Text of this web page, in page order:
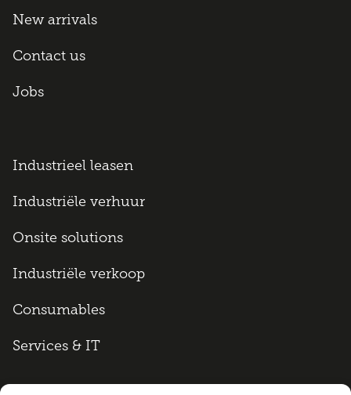
New arrivals
Contact us
Jobs
Industrieel leasen
Industriële verhuur
Onsite solutions
Industriële verkoop
Consumables
Services & IT